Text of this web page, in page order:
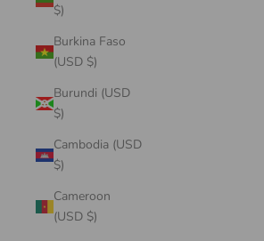
$)
Burkina Faso
(USD $)
Burundi (USD
$)
Cambodia (USD
$)
Cameroon
(USD $)